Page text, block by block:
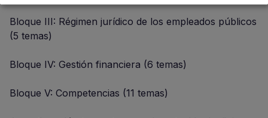
Bloque III: Régimen jurídico de los empleados públicos
(5 temas)
Bloque IV: Gestión financiera (6 temas)
Bloque V: Competencias (11 temas)